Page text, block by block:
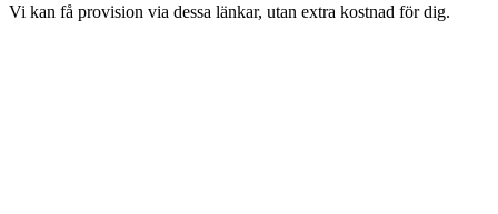
Vi kan få provision via dessa länkar, utan extra kostnad för dig.